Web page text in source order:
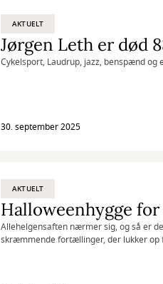
AKTUELT
Jørgen Leth er død
Cykelsport, Laudrup, jazz, benspænd og
30. september 2025
AKTUELT
Halloweenhygge for
Allehelgensaften nærmer sig, og så er
skræmmende fortællinger, der lukker op